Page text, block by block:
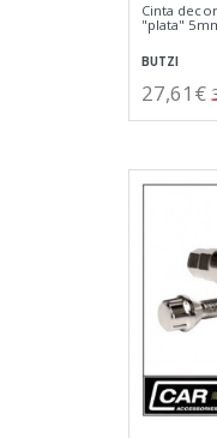
Cinta
"plata"
BUTZI
27,61€